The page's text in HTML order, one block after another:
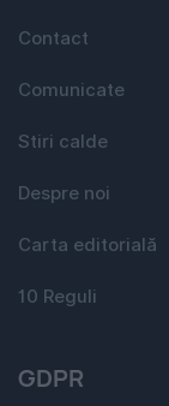
Contact
Comunicate
Stiri calde
Despre noi
Carta editorială
10 Reguli
GDPR